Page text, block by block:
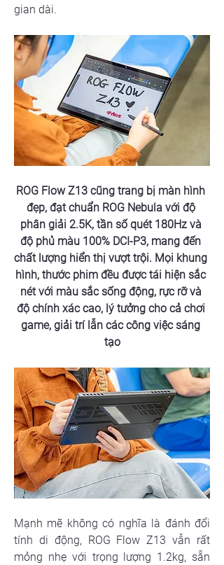
gian dài.
ROG Flow Z13 cũng trang bị màn hình
đẹp, đạt chuẩn ROG Nebula với độ
phân giải 2.5K, tần số quét 180Hz và
độ phủ màu 100% DCI-P3, mang đến
chất lượng hiển thị vượt trội. Mọi khung
hình, thước phim đều được tái hiện sắc
nét với màu sắc sống động, rực rỡ và
độ chính xác cao, lý tưởng cho cả chơi
game, giải trí lẫn các công việc sáng
tạo
Mạnh mẽ không có nghĩa là đánh đổi
tính di động, ROG Flow Z13 vẫn rất
mỏng nhẹ với trọng lượng 1.2kg, sẵn